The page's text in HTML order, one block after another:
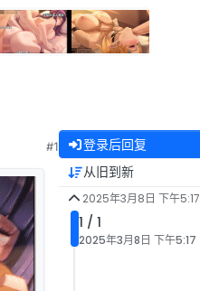
#1 登录后回复
从旧到新
2025年3月8日 下午5:17
1 / 1
2025年3月8日 下午5:17